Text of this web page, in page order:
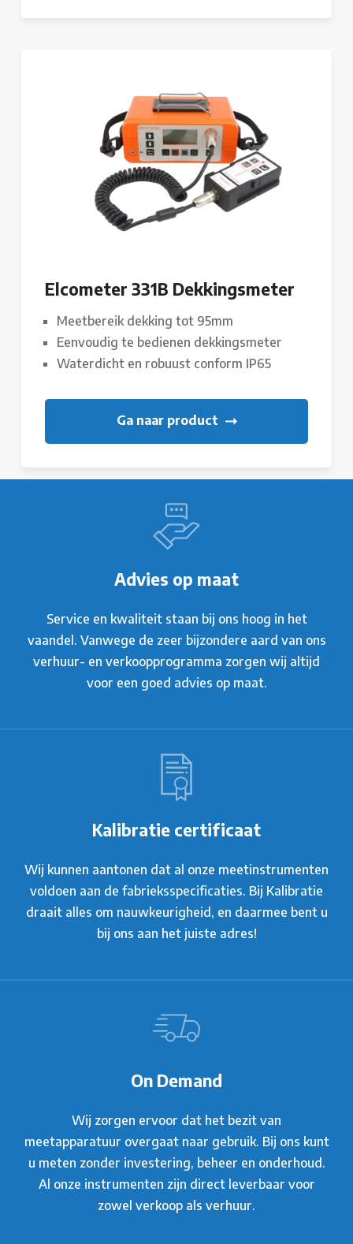
Elcometer 331B Dekkingsmeter
Meetbereik dekking tot 95mm
Eenvoudig te bedienen dekkingsmeter
Waterdicht en robuust conform IP65
Ga naar product
Advies op maat
Service en kwaliteit staan bij ons hoog in het
vaandel. Vanwege de zeer bijzondere aard van ons
verhuur- en verkoopprogramma zorgen wij altijd
voor een goed advies op maat.
Kalibratie certificaat
Wij kunnen aantonen dat al onze meetinstrumenten
voldoen aan de fabrieksspecificaties. Bij Kalibratie
draait alles om nauwkeurigheid, en daarmee bent u
bij ons aan het juiste adres!
On Demand
Wij zorgen ervoor dat het bezit van
meetapparatuur overgaat naar gebruik. Bij ons kunt
u meten zonder investering, beheer en onderhoud.
Al onze instrumenten zijn direct leverbaar voor
zowel verkoop als verhuur.